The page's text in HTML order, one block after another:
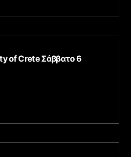
of Crete Σάββατο 6